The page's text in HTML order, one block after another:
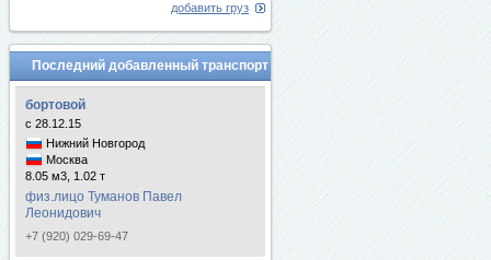
добавить груз
Последний добавленный транспорт
бортовой
с 28.12.15
Нижний Новгород
Москва
8.05 м3, 1.02 т
физ.лицо Туманов Павел
Леонидович
+7 (920) 029-69-47